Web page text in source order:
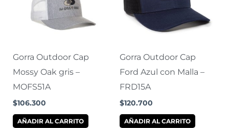
Gorra Outdoor Cap
Mossy Oak gris –
MOFS51A
$106.300
AÑADIR AL CARRITO
Gorra Outdoor Cap
Ford Azul con Malla –
FRD15A
$120.700
AÑADIR AL CARRITO